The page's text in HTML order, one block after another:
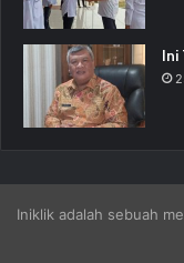
Ini
Iniklik adalah sebuah